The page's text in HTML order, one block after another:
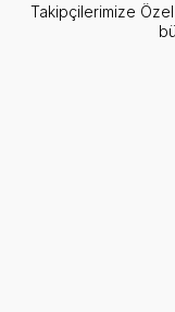
Takipçilerimize